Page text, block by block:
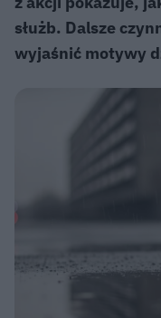
służb. Dalsze
wyjaśnić motywy